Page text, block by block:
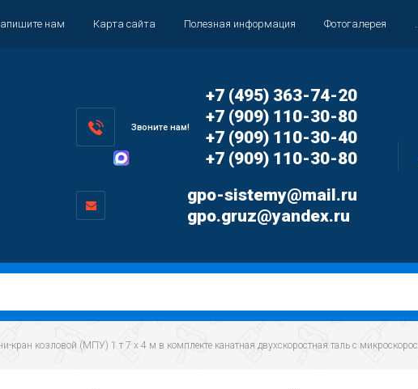
нам Карта сайта Полезная информация Фотогалерея
Звоните нам!
+7 (495) 363-74-20
+7 (909) 110-30-80
+7 (909) 110-30-40
+7 (909) 110-30-80
gpo-sistemy@mail.ru
gpo.gruz@yandex.ru
кран козловой (МПУ) 1 т 7 х 4 м в комплекте канатная двухскоростная таль с